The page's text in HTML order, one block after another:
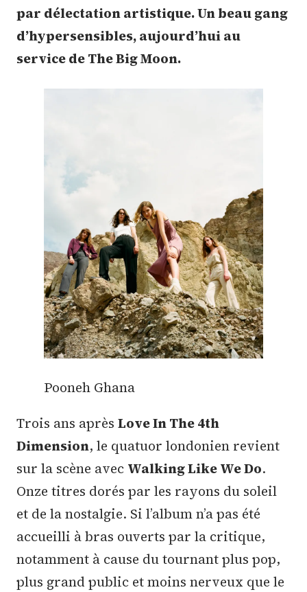
par délectation artistique. Un beau gang
d’hypersensibles, aujourd’hui au
service de The Big Moon.
Pooneh Ghana
Trois ans après Love In The 4th
Dimension, le quatuor londonien revient
sur la scène avec Walking Like We Do.
Onze titres dorés par les rayons du soleil
et de la nostalgie. Si l’album n’a pas été
accueilli à bras ouverts par la critique,
notamment à cause du tournant plus pop,
plus grand public et moins nerveux que le